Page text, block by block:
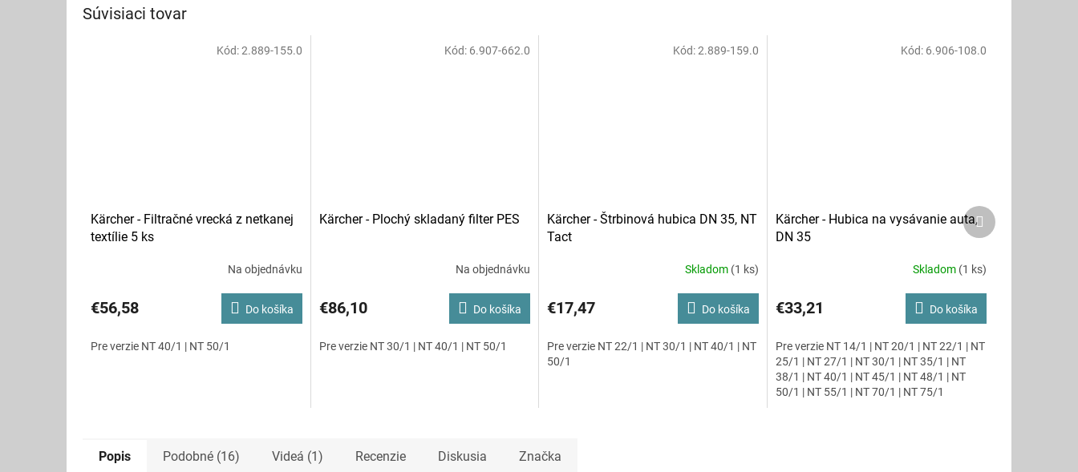
Súvisiaci tovar
Kärcher - Filtračné vrecká z netkanej
textílie 5 ks
Na objednávku
€56,58 Do košíka
Pre verzie NT 40/1 | NT 50/1
Kód:2.889-155.0
Kärcher - Plochý skladaný filter PES
Na objednávku
€86,10 Do košíka
Pre verzie NT 30/1 | NT 40/1 | NT 50/1
Kód: 6.907-662.0
Kärcher - Štrbinová hubica DN 35, NT
Tact
Skladom (1 ks)
€17,47 Do košíka
Pre verzie NT 22/1 | NT 30/1 | NT 40/1 | NT
50/1
Kód:2.889-159.0
Kärcher - Hubica na vysávanie auta,
DN 35
Skladom (1 ks)
€33,21 Do košíka
Pre verzie NT 14/1 | NT 20/1 | NT 22/1 | NT
25/1 | NT 27/1 | NT 30/1 | NT 35/1 | NT
38/1 | NT 40/1 | NT 45/1 | NT 48/1 | NT
50/1 | NT 55/1 | NT 70/1 | NT 75/1
Kód: 6.906-108.0
Ďalší
produkt
Popis Podobné (16) Videá (1) Recenzie Diskusia Značka